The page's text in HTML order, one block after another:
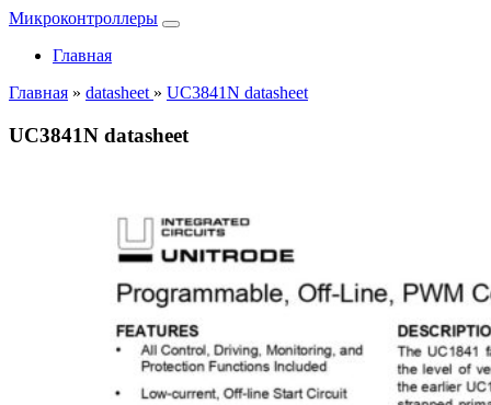
Микроконтроллеры
Главная
Главная » datasheet » UC3841N datasheet
UC3841N datasheet